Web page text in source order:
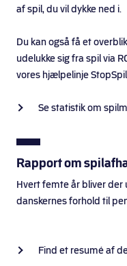
af spil, du vil dykke ned i.
Du kan også få et
udelukke sig fra spil via
vores hjælpelinje
Se statistik om
Rapport om
Hvert femte år bliver
danskernes forhold til
Find et resumé af